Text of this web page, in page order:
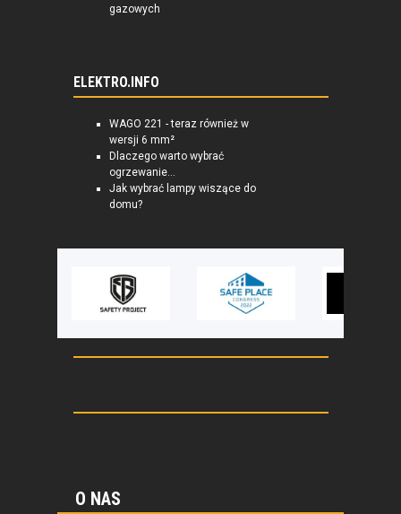
gazowych
ELEKTRO.INFO
WAGO 221 - teraz również w
wersji 6 mm²
Dlaczego warto wybrać
ogrzewanie...
Jak wybrać lampy wiszące do
domu?
O NAS